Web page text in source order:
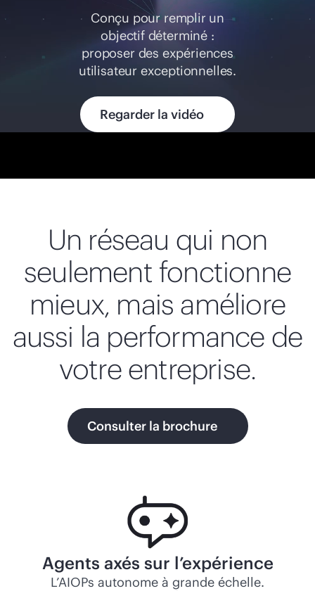
Acheter maintenant
Conçu pour remplir un
objectif déterminé :
proposer des expériences
utilisateur exceptionnelles.
Regarder la vidéo
Un réseau qui non
seulement fonctionne
mieux, mais améliore
aussi la performance de
votre entreprise.
Consulter la brochure
Agents axés sur l’expérience
L’AIOPs autonome à grande échelle.